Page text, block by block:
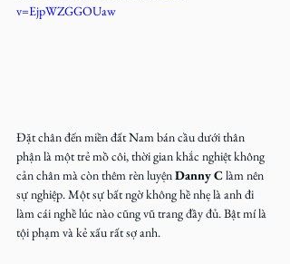
v=EjpWZGGOUaw
Đặt chân đến miền đất Nam bán cầu dưới thân
phận là một trẻ mồ côi, thời gian khắc nghiệt không
cản chân mà còn thêm rèn luyện Danny C làm nên
sự nghiệp. Một sự bất ngờ không hề nhẹ là anh đi
làm cái nghề lúc nào cũng vũ trang đầy đủ. Bật mí là
tội phạm và kẻ xấu rất sợ anh.